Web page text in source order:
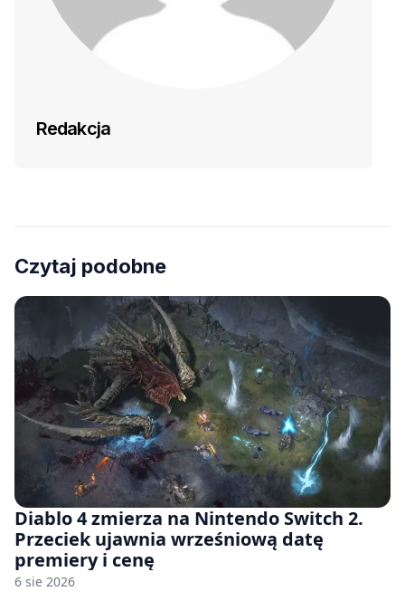
Redakcja
Czytaj podobne
Diablo 4 zmierza na Nintendo Switch 2.
Przeciek ujawnia wrześniową datę
premiery i cenę
6 sie 2026